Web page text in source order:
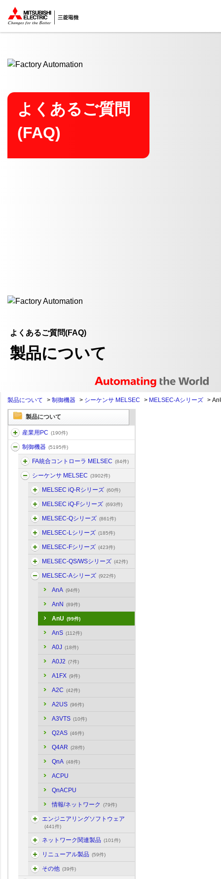
ここから本文
よくあるご質問
(FAQ)
よくあるご質問(FAQ)
製品について
製品について > 制御機器 > シーケンサ MELSEC > MELSEC-Aシリーズ >
製品について
産業用PC (190件)
制御機器 (5195件)
FA統合コントローラ MELSEC (84件)
シーケンサ MELSEC (3902件)
MELSEC iQ-Rシリーズ (60件)
MELSEC iQ-Fシリーズ (693件)
MELSEC-Qシリーズ (861件)
MELSEC-Lシリーズ (185件)
MELSEC-Fシリーズ (423件)
MELSEC-QS/WSシリーズ (42件)
MELSEC-Aシリーズ (922件)
AnA (94件)
AnN (89件)
AnU (99件)
AnS (112件)
A0J (18件)
A0J2 (7件)
A1FX (9件)
A2C (42件)
A2US (96件)
A3VTS (10件)
Q2AS (46件)
Q4AR (28件)
QnA (48件)
ACPU
QnACPU
情報/ネットワーク (79件)
エンジニアリングソフトウェア
(441件)
ネットワーク関連製品 (101件)
リニューアル製品 (59件)
その他 (39件)